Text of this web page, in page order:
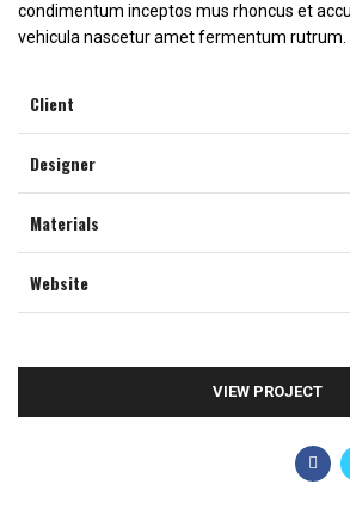
condimentum inceptos mus rhoncus et
vehicula nascetur amet fermentum rutrum.
Client
Designer
Materials
Website
VIEW PROJECT